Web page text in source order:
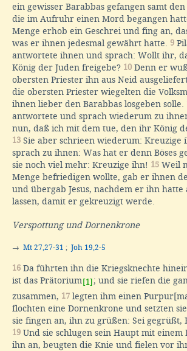
ein gewisser Barabbas gefangen samt
die im Aufruhr einen Mord begangen
Menge erhob ein Geschrei und fing an,
was er ihnen jedesmal gewährt hatte. 9
antwortete ihnen und sprach: Wollt ihr,
König der Juden freigebe? 10 Denn er
obersten Priester ihn aus Neid
die obersten Priester wiegelten die
ihnen lieber den Barabbas losgeben solle.
antwortete und sprach wiederum zu
nun, daß ich mit dem tue, den ihr König
13 Sie aber schrieen wiederum: Kreuzige
sprach zu ihnen: Was hat er denn Böses
sie noch viel mehr: Kreuzige ihn! 15 Weil
Menge befriedigen wollte, gab er ihnen
und übergab Jesus, nachdem er ihn hatte
lassen, damit er gekreuzigt werde.
Verspottung und Dornenkrone
→ Mt 27,27-31 ; Joh 19,2-5
16 Da führten ihn die Kriegsknechte
ist das Prätorium [1] ; und sie riefen die
zusammen, 17 legten ihm einen
flochten eine Dornenkrone und setzten
sie fingen an, ihn zu grüßen: Sei gegrüßt,
19 Und sie schlugen sein Haupt mit einem
ihn an, beugten die Knie und fielen vor